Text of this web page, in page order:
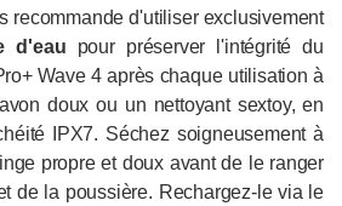
recommande d'utiliser exclusivement
d'eau pour préserver l'intégrité du
Wave 4 après chaque utilisation à
doux ou un nettoyant sextoy, en
IPX7. Séchez soigneusement à
propre et doux avant de le ranger
de la poussière. Rechargez-le via le